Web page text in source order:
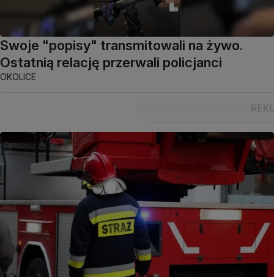
Swoje "popisy" transmitowali na żywo.
Ostatnią relację przerwali policjanci
OKOLICE